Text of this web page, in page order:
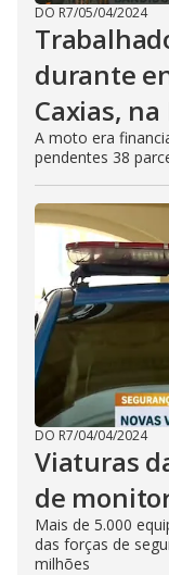
DO R7/05/04/2024
durante
Caxias,
A moto era
pendentes 38
DO R7/04/04/2024
Viaturas
de
Mais de 5.000
das forças de
milhões